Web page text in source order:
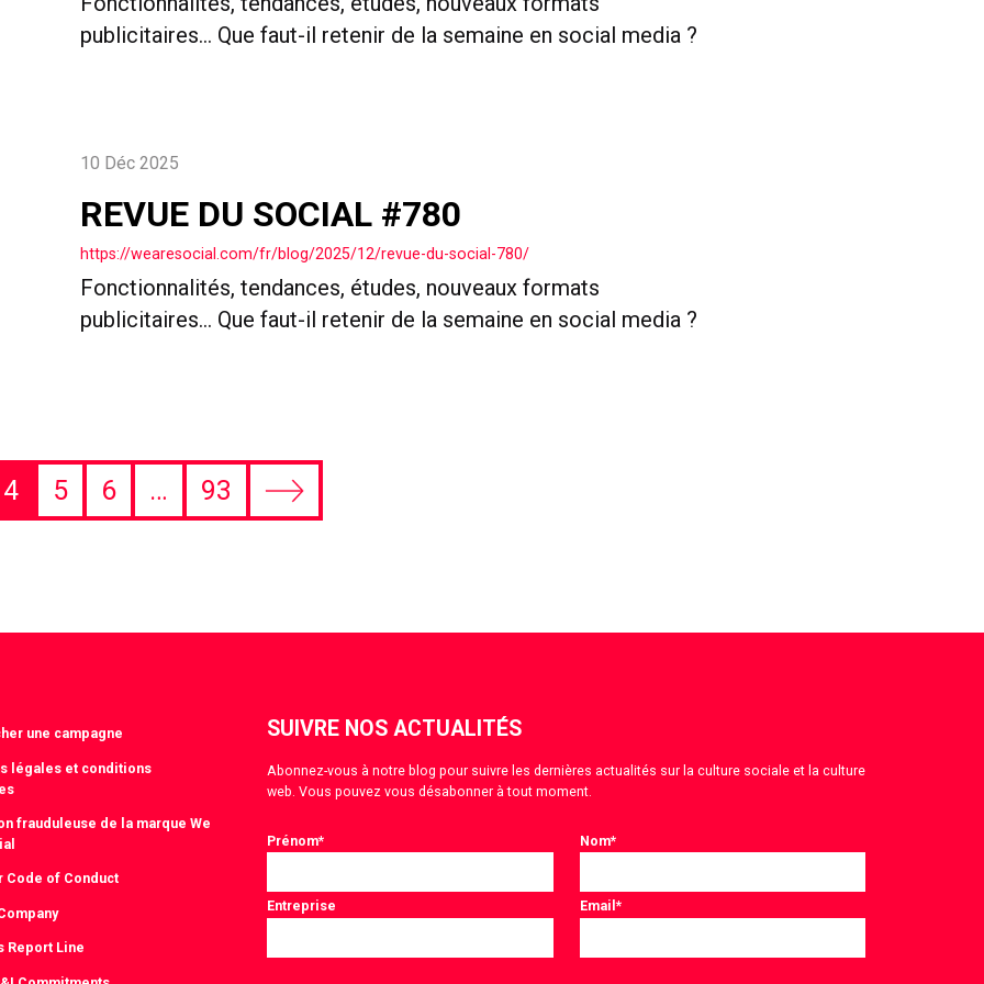
publicitaires… Que faut-il retenir de la semaine en social media ?
10 Déc 2025
REVUE DU SOCIAL #780
https://wearesocial.com/fr/blog/2025/12/revue-du-social-780/
Fonctionnalités, tendances, études, nouveaux formats
publicitaires… Que faut-il retenir de la semaine en social media ?
4 5 6 … 93
Next
une campagne
légales et conditions
frauduleuse de la marque We
Code of Conduct
Report Line
SUIVRE NOS ACTUALITÉS
Abonnez-vous à notre blog pour suivre les dernières actualités sur la culture sociale et la culture
web. Vous pouvez vous désabonner à tout moment.
Prénom* Nom*
Entreprise Email*